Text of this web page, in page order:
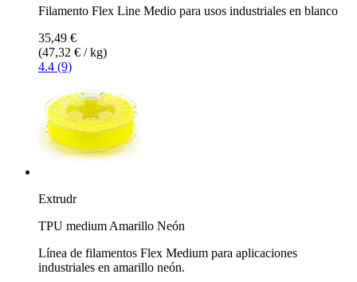
Filamento Flex Line Medio para usos industriales en blanco
35,49 €
(47,32 € / kg)
4.4 (9)
Extrudr
TPU medium Amarillo Neón
Línea de filamentos Flex Medium para aplicaciones
industriales en amarillo neón.